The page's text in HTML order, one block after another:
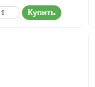
Купить